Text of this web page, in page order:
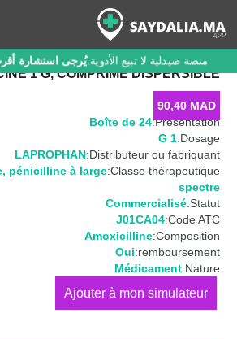
منصة صيدلية لا تبيع الأدوية.يُرجى استشارة
1 G, COMPRIMÉ DISPERSIBLE
90,40 MAD
Présentation:
Boîte de 24
Dosage:
1 G
Distributeur ou fabriquant:
LAPROPHAN
Classe thérapeutique:
, pénicilline à large
spectre
Statut:
Commercialisé
Code ATC:
J01CA04
Composition:
Amoxicilline
remboursement:
Oui
Nature:
Médicament
كمية